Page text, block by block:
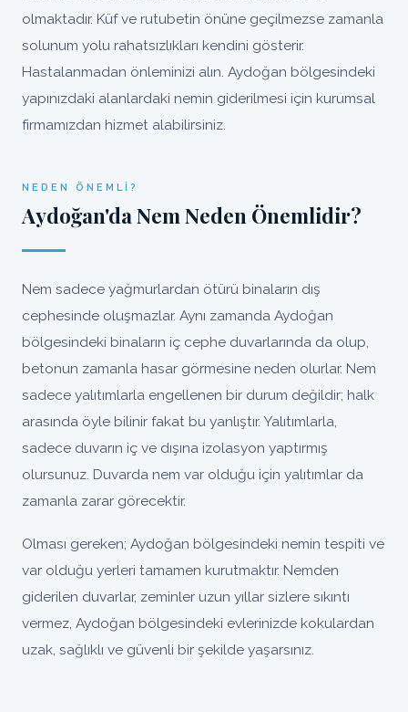
olmaktadır. Küf ve rutubetin önüne geçilmezse zamanla
solunum yolu rahatsızlıkları kendini gösterir.
Hastalanmadan önleminizi alın. Aydoğan bölgesindeki
yapınızdaki alanlardaki nemin giderilmesi için kurumsal
firmamızdan hizmet alabilirsiniz.
NEDEN ÖNEMLI?
Aydoğan'da Nem Neden Önemlidir?
Nem sadece yağmurlardan ötürü binaların dış
cephesinde oluşmazlar. Aynı zamanda Aydoğan
bölgesindeki binaların iç cephe duvarlarında da olup,
betonun zamanla hasar görmesine neden olurlar. Nem
sadece yalıtımlarla engellenen bir durum değildir; halk
arasında öyle bilinir fakat bu yanlıştır. Yalıtımlarla,
sadece duvarın iç ve dışına izolasyon yaptırmış
olursunuz. Duvarda nem var olduğu için yalıtımlar da
zamanla zarar görecektir.
Olması gereken; Aydoğan bölgesindeki nemin tespiti ve
var olduğu yerleri tamamen kurutmaktır. Nemden
giderilen duvarlar, zeminler uzun yıllar sizlere sıkıntı
vermez, Aydoğan bölgesindeki evlerinizde kokulardan
uzak, sağlıklı ve güvenli bir şekilde yaşarsınız.